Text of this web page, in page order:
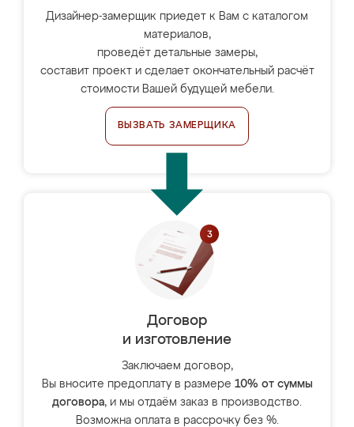
Дизайнер-замерщик приедет к Вам с каталогом
материалов,
проведёт детальные замеры,
составит проект и сделает окончательный расчёт
стоимости Вашей будущей мебели.
ВЫЗВАТЬ ЗАМЕРЩИКА
Договор
и изготовление
Заключаем договор,
Вы вносите предоплату в размере 10% от суммы
договора, и мы отдаём заказ в производство.
Возможна оплата в рассрочку без %.